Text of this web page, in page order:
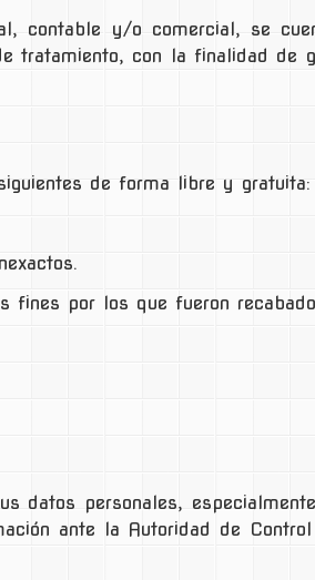
contable y/o comercial, se
tratamiento, con la finalidad de
de forma libre y gratuita:
fines por los que fueron
datos personales,
ante la Autoridad de